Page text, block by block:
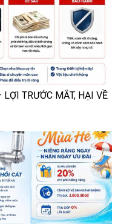
LỢI TRƯỚC MẮT, HẠI VỀ